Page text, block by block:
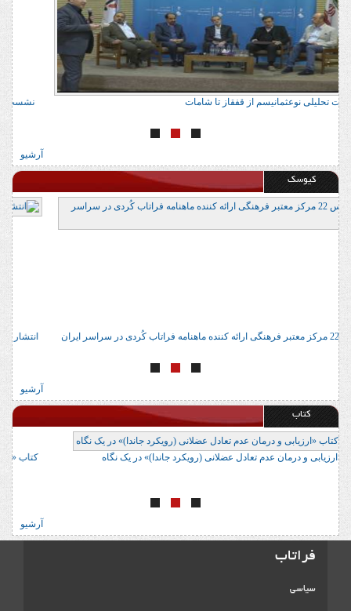
نشست تحلیلی نوعثمانیسم از قفقاز تا شامات
آرشیو
کیوسک
آدرس 22 مرکز معتبر فرهنگی ارائه کننده ماهنامه فراتاب کُردی در سراسر ایران
آرشیو
کتاب
کتاب «ارزیابی و درمان عدم تعادل عضلانی (رویکرد جاندا)» در یک نگاه
آرشیو
فراتاب
سیاسی